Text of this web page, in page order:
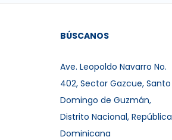
BÚSCANOS
Ave. Leopoldo Navarro No.
402, Sector Gazcue, Santo
Domingo de Guzmán,
Distrito Nacional, República
Dominicana